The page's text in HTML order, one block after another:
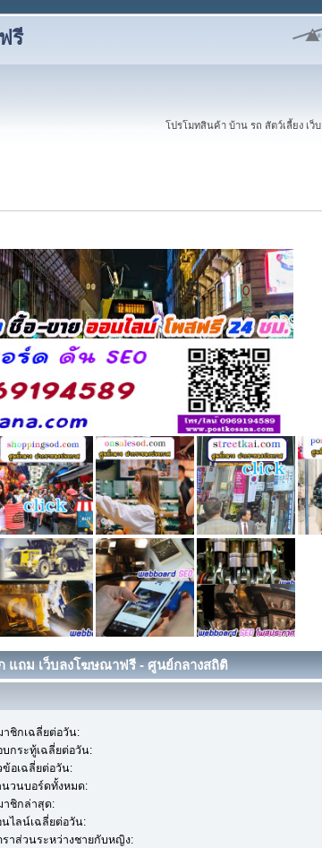
รี
โปรโมทสินค้า บ้าน รถ สัตว์เลี้ยง เว็
แถม เว็บลงโฆษณาฟรี - ศูนย์กลางสถิติ
าชิกเฉลี่ยต่อวัน:
บกระทู้เฉลี่ยต่อวัน:
ข้อเฉลี่ยต่อวัน:
นวนบอร์ดทั้งหมด:
าชิกล่าสุด:
นไลน์เฉลี่ยต่อวัน:
ราส่วนระหว่างชายกับหญิง: